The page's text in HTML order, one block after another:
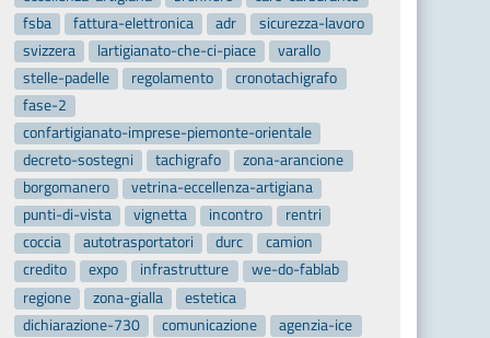
fsba
fattura-elettronica adr
sicurezza-lavoro
svizzera
lartigianato-che-ci-piace
varallo
stelle-padelle
regolamento
cronotachigrafo
fase-2
confartigianato-imprese-piemonte-orientale
decreto-sostegni
tachigrafo
zona-arancione
borgomanero
vetrina-eccellenza-artigiana
punti-di-vista
vignetta incontro
rentri
coccia
autotrasportatori durc
camion
credito
expo infrastrutture
we-do-fablab
regione
zona-gialla
estetica
dichiarazione-730
comunicazione
agenzia-ice